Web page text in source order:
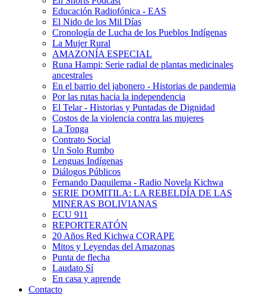
Educación Radiofónica - EAS
El Nido de los Mil Días
Cronología de Lucha de los Pueblos Indígenas
La Mujer Rural
AMAZONÍA ESPECIAL
Runa Hampi: Serie radial de plantas medicinales
ancestrales
En el barrio del jabonero - Historias de pandemia
Por las rutas hacia la independencia
El Telar - Historias y Puntadas de Dignidad
Costos de la violencia contra las mujeres
La Tonga
Contrato Social
Un Solo Rumbo
Lenguas Indígenas
Diálogos Públicos
Fernando Daquilema - Radio Novela Kichwa
SERIE DOMITILA: LA REBELDÍA DE LAS
MINERAS BOLIVIANAS
ECU 911
REPORTERATÓN
20 Años Red Kichwa CORAPE
Mitos y Leyendas del Amazonas
Punta de flecha
Laudato Sí
En casa y aprende
Contacto